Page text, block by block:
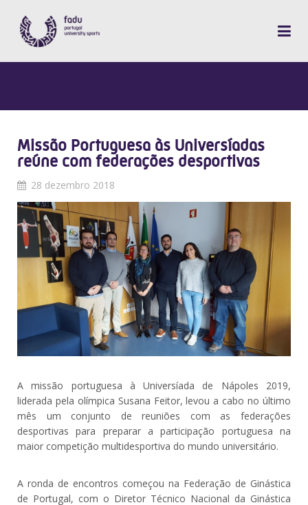
Missão Portuguesa às Universíadas
reúne com federações desportivas
28 dezembro 2018
A missão portuguesa à Universíada de Nápoles 2019,
liderada pela olímpica Susana Feitor, levou a cabo no último
mês um conjunto de reuniões com as federações
desportivas para preparar a participação portuguesa na
maior competição multidesportiva do mundo universitário.
A ronda de encontros começou na Federação de Ginástica
de Portugal, com o Diretor Técnico Nacional da Ginástica